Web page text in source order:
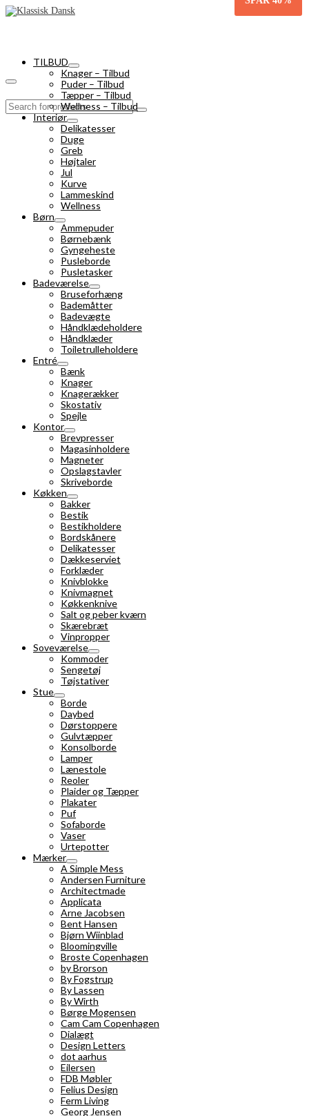
Search
for:
TILBUD
Knager – Tilbud
Puder – Tilbud
Tæpper – Tilbud
Wellness – Tilbud
Interiør
Delikatesser
Duge
Greb
Højtaler
Jul
Kurve
Lammeskind
Wellness
Børn
Ammepuder
Børnebænk
Gyngeheste
Pusleborde
Pusletasker
Badeværelse
Bruseforhæng
Bademåtter
Badevægte
Håndklædeholdere
Håndklæder
Toiletrulleholdere
Entré
Bænk
Knager
Knagerækker
Skostativ
Spejle
Kontor
Brevpresser
Magasinholdere
Magneter
Opslagstavler
Skriveborde
Køkken
Bakker
Bestik
Bestikholdere
Bordskånere
Delikatesser
Dækkeserviet
Forklæder
Knivblokke
Knivmagnet
Køkkenknive
Salt og peber kværn
Skærebræt
Vinpropper
Soveværelse
Kommoder
Sengetøj
Tøjstativer
Stue
Borde
Daybed
Dørstoppere
Gulvtæpper
Konsolborde
Lamper
Lænestole
Reoler
Plaider og Tæpper
Plakater
Puf
Sofaborde
Vaser
Urtepotter
Mærker
A Simple Mess
Andersen Furniture
Architectmade
Applicata
Arne Jacobsen
Bent Hansen
Bjørn Wiinblad
Bloomingville
Broste Copenhagen
by Brorson
By Fogstrup
By Lassen
By Wirth
Børge Mogensen
Cam Cam Copenhagen
Dialægt
Design Letters
dot aarhus
Eilersen
FDB Møbler
Felius Design
Ferm Living
Georg Jensen